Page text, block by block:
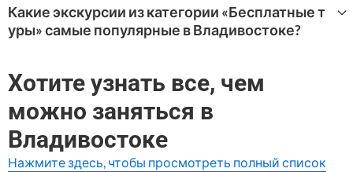
ые туры» в Владивосток на WeGoTrip:
Городские легенды Владивостока
Какие экскурсии из категории «Бесплатные т
уры» самые популярные в Владивостоке?
ые туры» в Владивостоке.
Самые высоко оцененные варианты:
Городские легенды Владивостока
Хотите узнать все, чем
можно заняться в
Владивостоке
Нажмите здесь, чтобы просмотреть полный список